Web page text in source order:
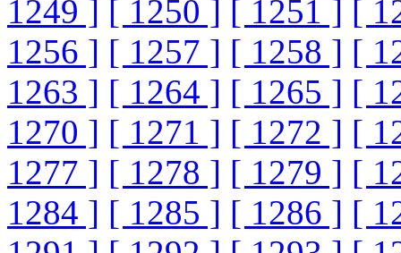
1249 ] [ 1250 ] [ 1251 ] [
1256 ] [ 1257 ] [ 1258 ] [
1263 ] [ 1264 ] [ 1265 ] [
1270 ] [ 1271 ] [ 1272 ] [
1277 ] [ 1278 ] [ 1279 ] [
1284 ] [ 1285 ] [ 1286 ] [